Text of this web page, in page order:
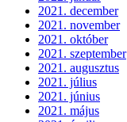
2021. december
2021. november
2021. október
2021. szeptember
2021. augusztus
2021. július
2021. június
2021. május